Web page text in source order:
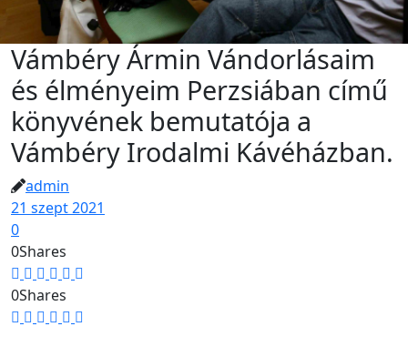
Vámbéry Ármin Vándorlásaim
és élményeim Perzsiában című
könyvének bemutatója a
Vámbéry Irodalmi Kávéházban.
admin
21 szept 2021
0
0Shares
0Shares